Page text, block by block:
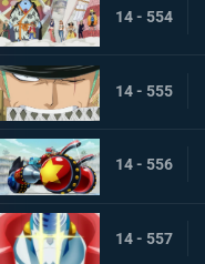
14 - 554
14 - 555
14 - 556
14 - 557